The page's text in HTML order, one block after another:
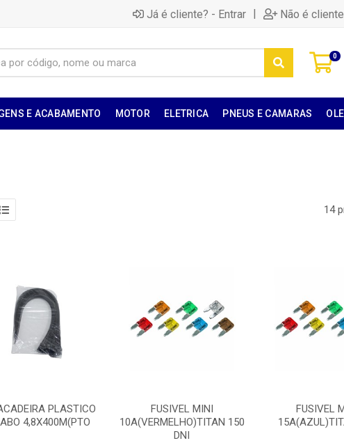
Já é cliente? - Entrar | Não é
0
E ACABAMENTO MOTOR ELETRICA PNEUS E CAMARAS
14
PLASTICO
4,8X400M(PTO
FUSIVEL MINI
10A(VERMELHO)TITAN 150
DNI
FUSIVEL